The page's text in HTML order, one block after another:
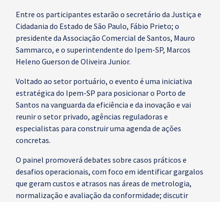
Entre os participantes estarão o secretário da Justiça e
Cidadania do Estado de São Paulo, Fábio Prieto; o
presidente da Associação Comercial de Santos, Mauro
Sammarco, e o superintendente do Ipem-SP, Marcos
Heleno Guerson de Oliveira Junior.
Voltado ao setor portuário, o evento é uma iniciativa
estratégica do Ipem-SP para posicionar o Porto de
Santos na vanguarda da eficiência e da inovação e vai
reunir o setor privado, agências reguladoras e
especialistas para construir uma agenda de ações
concretas.
O painel promoverá debates sobre casos práticos e
desafios operacionais, com foco em identificar gargalos
que geram custos e atrasos nas áreas de metrologia,
normalização e avaliação da conformidade; discutir